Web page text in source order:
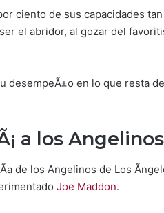
ciento de sus capacidades
el abridor, al gozar del
desempeÃ±o en lo que resta
a los Angelinos
de los Angelinos de Los
Joe Maddon.